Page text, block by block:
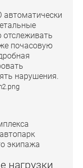
автоматически
отслеживать
почасовую
нарушения.
экипажа
нагрузки